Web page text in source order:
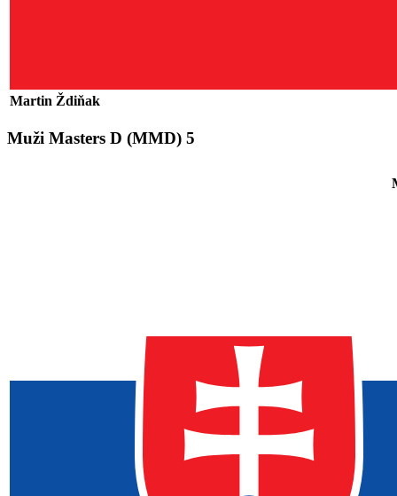
Martin Ždiňak
Muži Masters D (MMD) 5